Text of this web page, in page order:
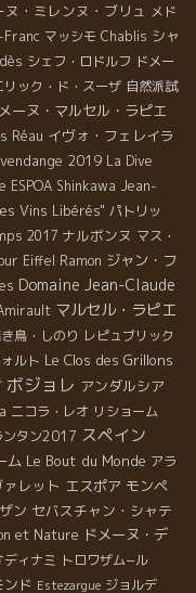
ヌ・ミレンヌ・ブリュ メド
マッシモ Chablis シャ
シェフ・ロドルフ ドメー
リック・ド・スーザ 自然派試
ーヌ・マルセル・ラピエ
Réau イヴォ・フェレイラ
vendange 2019 La Dive
ESPOA Shinkawa Jean-
Vins Libérés" パトリッ
2017 ナルボンヌ マス・
Eiffel Ramon ジャン・フ
Domaine Jean-Claude
マルセル・ラピエ
鳥・しのり レピュブリック
ルト Le Clos des Grillons
ボジョレ アンダルシア
ニコラ・レオ リショーム
ンタン2017 スペイン
ム Le Bout du Monde アラ
レット エスポア モンペ
ン セバスチャン・シャテ
et Nature ドメーヌ・デ
ディナミ トロワザム−ル
ド Estezargue ジョルデ